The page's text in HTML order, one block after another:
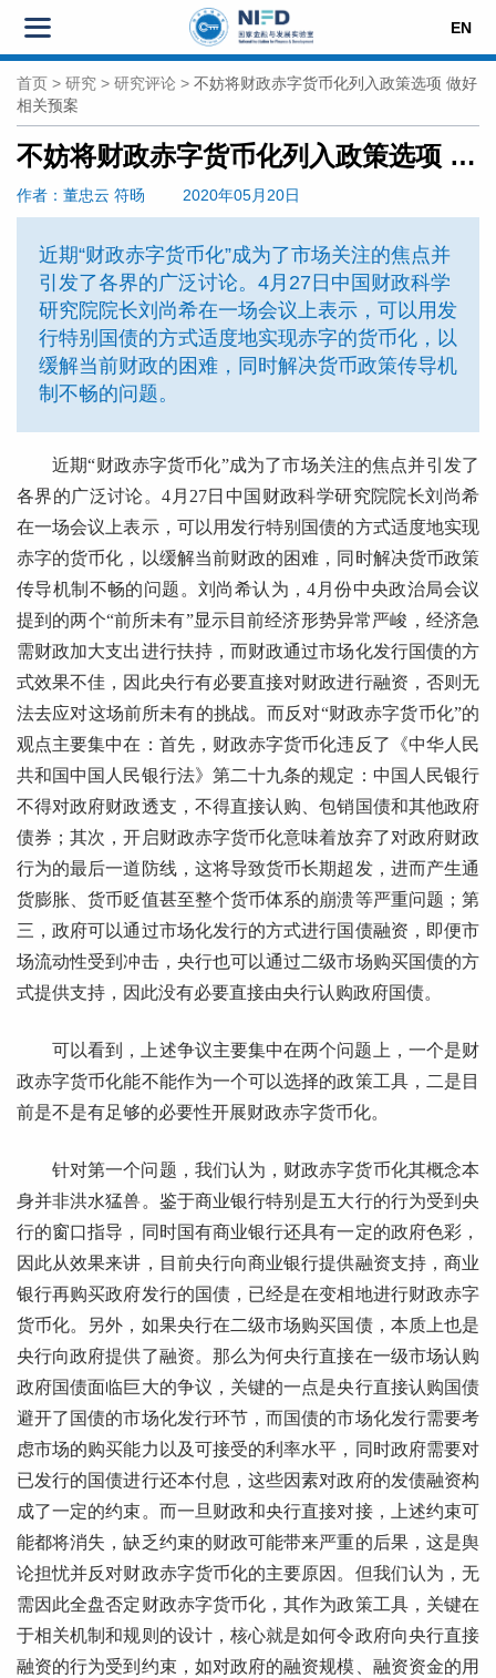
EN
首页 > 研究 > 研究评论 > 不妨将财政赤字货币化列入政策选项 做好
相关预案
不妨将财政赤字货币化列入政策选项 做好相关预案
作者 ：董忠云 符旸 2020年05月20日
近期“财政赤字货币化”成为了市场关注的焦点并
引发了各界的广泛讨论。4月27日中国财政科学
研究院院长刘尚希在一场会议上表示，可以用发
行特别国债的方式适度地实现赤字的货币化，以
缓解当前财政的困难，同时解决货币政策传导机
制不畅的问题。
近期“财政赤字货币化”成为了市场关注的焦点并引发了
各界的广泛讨论。4月27日中国财政科学研究院院长刘尚希
在一场会议上表示，可以用发行特别国债的方式适度地实现
赤字的货币化，以缓解当前财政的困难，同时解决货币政策
传导机制不畅的问题。刘尚希认为，4月份中央政治局会议
提到的两个“前所未有”显示目前经济形势异常严峻，经济急
需财政加大支出进行扶持，而财政通过市场化发行国债的方
式效果不佳，因此央行有必要直接对财政进行融资，否则无
法去应对这场前所未有的挑战。而反对“财政赤字货币化”的
观点主要集中在：首先，财政赤字货币化违反了《中华人民
共和国中国人民银行法》第二十九条的规定：中国人民银行
不得对政府财政透支，不得直接认购、包销国债和其他政府
债券；其次，开启财政赤字货币化意味着放弃了对政府财政
行为的最后一道防线，这将导致货币长期超发，进而产生通
货膨胀、货币贬值甚至整个货币体系的崩溃等严重问题；第
三，政府可以通过市场化发行的方式进行国债融资，即便市
场流动性受到冲击，央行也可以通过二级市场购买国债的方
式提供支持，因此没有必要直接由央行认购政府国债。
可以看到，上述争议主要集中在两个问题上，一个是财
政赤字货币化能不能作为一个可以选择的政策工具，二是目
前是不是有足够的必要性开展财政赤字货币化。
针对第一个问题，我们认为，财政赤字货币化其概念本
身并非洪水猛兽。鉴于商业银行特别是五大行的行为受到央
行的窗口指导，同时国有商业银行还具有一定的政府色彩，
因此从效果来讲，目前央行向商业银行提供融资支持，商业
银行再购买政府发行的国债，已经是在变相地进行财政赤字
货币化。另外，如果央行在二级市场购买国债，本质上也是
央行向政府提供了融资。那么为何央行直接在一级市场认购
政府国债面临巨大的争议，关键的一点是央行直接认购国债
避开了国债的市场化发行环节，而国债的市场化发行需要考
虑市场的购买能力以及可接受的利率水平，同时政府需要对
已发行的国债进行还本付息，这些因素对政府的发债融资构
成了一定的约束。而一旦财政和央行直接对接，上述约束可
能都将消失，缺乏约束的财政可能带来严重的后果，这是舆
论担忧并反对财政赤字货币化的主要原因。但我们认为，无
需因此全盘否定财政赤字货币化，其作为政策工具，关键在
于相关机制和规则的设计，核心就是如何令政府向央行直接
融资的行为受到约束，如对政府的融资规模、融资资金的用